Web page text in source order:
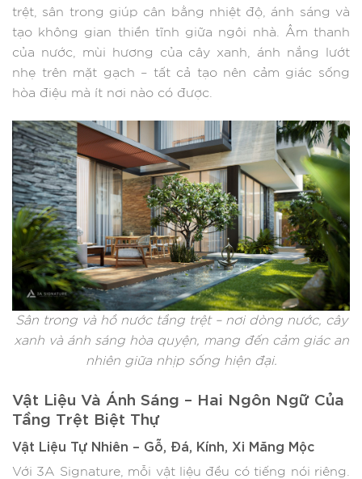
trệt, sân trong giúp cân bằng nhiệt độ, ánh sáng và
tạo không gian thiền tĩnh giữa ngôi nhà. Âm thanh
của nước, mùi hương của cây xanh, ánh nắng lướt
nhẹ trên mặt gạch – tất cả tạo nên cảm giác sống
hòa điệu mà ít nơi nào có được.
Sân trong và hồ nước tầng trệt – nơi dòng nước, cây
xanh và ánh sáng hòa quyện, mang đến cảm giác an
nhiên giữa nhịp sống hiện đại.
Vật Liệu Và Ánh Sáng – Hai Ngôn Ngữ Của
Tầng Trệt Biệt Thự
Vật Liệu Tự Nhiên – Gỗ, Đá, Kính, Xi Măng Mộc
Với 3A Signature, mỗi vật liệu đều có tiếng nói riêng.